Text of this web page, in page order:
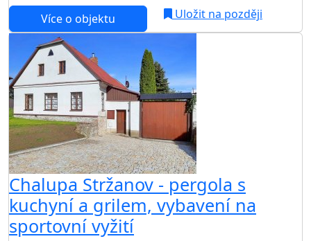
Více o objektu
Uložit na později
Chalupa Stržanov - pergola s
kuchyní a grilem, vybavení na
sportovní vyžití